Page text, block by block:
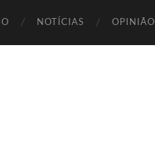
NOTÍCIAS OPINIÃO